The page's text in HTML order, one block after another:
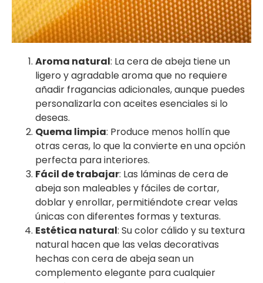
Aroma natural: La cera de abeja tiene un
ligero y agradable aroma que no requiere
añadir fragancias adicionales, aunque puedes
personalizarla con aceites esenciales si lo
deseas.
Quema limpia: Produce menos hollín que
otras ceras, lo que la convierte en una opción
perfecta para interiores.
Fácil de trabajar: Las láminas de cera de
abeja son maleables y fáciles de cortar,
doblar y enrollar, permitiéndote crear velas
únicas con diferentes formas y texturas.
Estética natural: Su color cálido y su textura
natural hacen que las velas decorativas
hechas con cera de abeja sean un
complemento elegante para cualquier